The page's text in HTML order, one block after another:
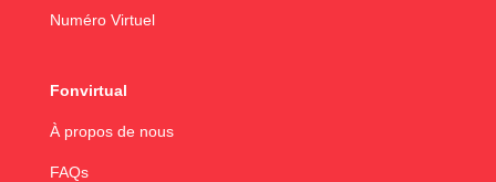
Numéro Virtuel
Fonvirtual
À propos de nous
FAQs